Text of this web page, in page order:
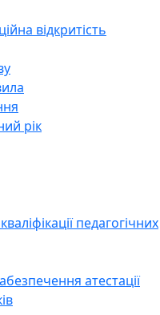
відкритість
рік
педагогічних
атестації